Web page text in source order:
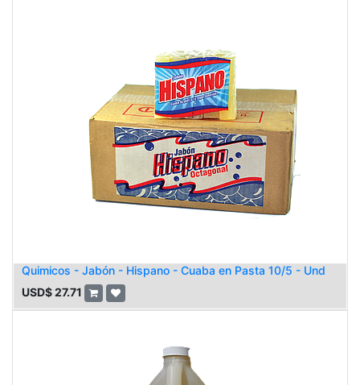
Quimicos - Jabón - Hispano - Cuaba en Pasta 10/5 - Und
USD$27.71